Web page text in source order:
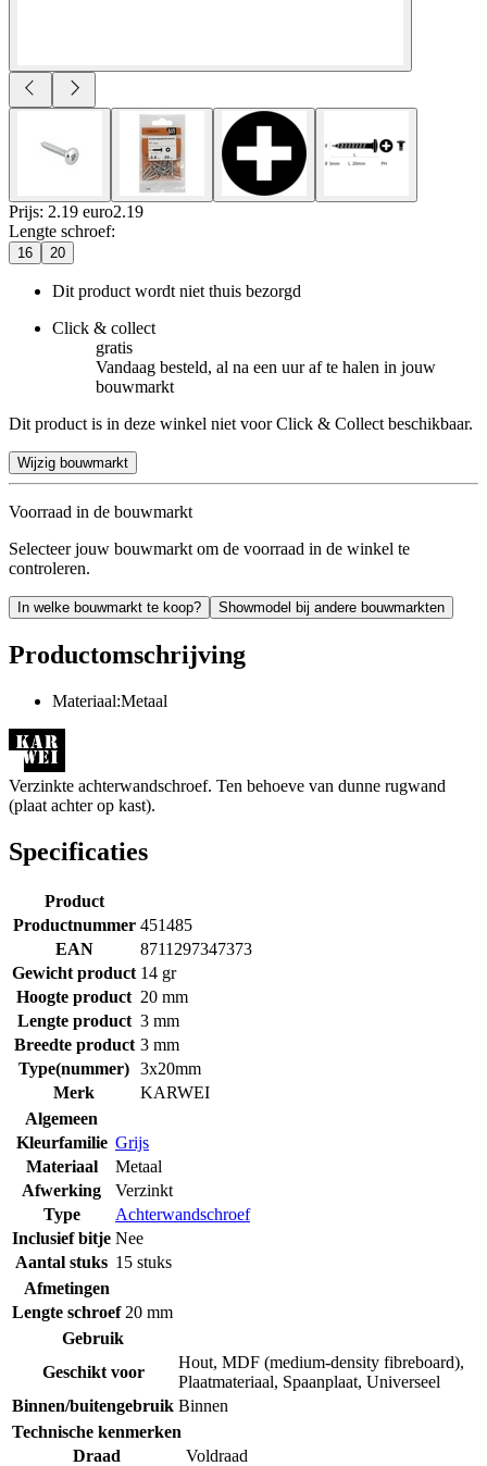
Prijs: 2.19 euro2.19
Lengte schroef:
16 20
Dit product wordt niet thuis bezorgd
Click & collect
gratis
Vandaag besteld, al na een uur af te halen in jouw
bouwmarkt
Dit product is in deze winkel niet voor Click & Collect beschikbaar.
Wijzig bouwmarkt
Voorraad in de bouwmarkt
Selecteer jouw bouwmarkt om de voorraad in de winkel te
controleren.
In welke bouwmarkt te koop? Showmodel bij andere bouwmarkten
Productomschrijving
Materiaal:Metaal
Verzinkte achterwandschroef. Ten behoeve van dunne rugwand
(plaat achter op kast).
Specificaties
Product
Productnummer 451485
EAN
8711297347373
Gewicht product 14 gr
Hoogte product 20 mm
Lengte product 3 mm
Breedte product 3 mm
Type(nummer) 3x20mm
Merk
KARWEI
Algemeen
Kleurfamilie Grijs
Materiaal
Metaal
Afwerking
Verzinkt
Type
Achterwandschroef
Inclusief bitje Nee
Aantal stuks 15 stuks
Afmetingen
Lengte schroef 20 mm
Gebruik
Geschikt voor
Hout, MDF (medium-density fibreboard),
Plaatmateriaal, Spaanplaat, Universeel
Binnen/buitengebruik Binnen
Technische kenmerken
Draad
Voldraad